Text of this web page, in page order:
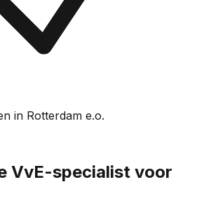
in Rotterdam e.o.
VvE-specialist voor